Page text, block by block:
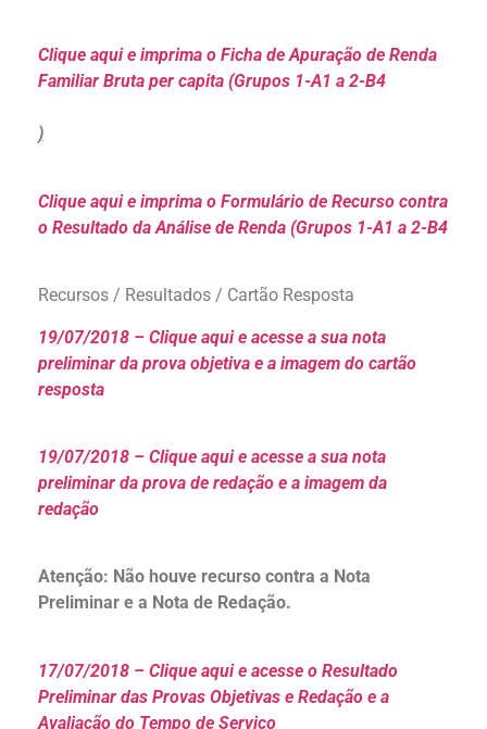
Clique aqui e imprima o Ficha de Apuração de Renda
Familiar Bruta per capita (Grupos 1-A1 a 2-B4
)
Clique aqui e imprima o Formulário de Recurso contra
o Resultado da Análise de Renda (Grupos 1-A1 a 2-B4
Recursos / Resultados / Cartão Resposta
19/07/2018 – Clique aqui e acesse a sua nota
preliminar da prova objetiva e a imagem do cartão
resposta
19/07/2018 – Clique aqui e acesse a sua nota
preliminar da prova de redação e a imagem da
redação
Atenção: Não houve recurso contra a Nota
Preliminar e a Nota de Redação.
17/07/2018 – Clique aqui e acesse o Resultado
Preliminar das Provas Objetivas e Redação e a
Avaliação do Tempo de Serviço